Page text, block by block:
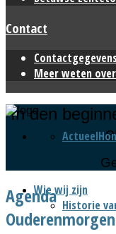
Contact
Contactgegevens
Meer weten
Actueel
Wie wij zijn
Historie
In den
Agenda